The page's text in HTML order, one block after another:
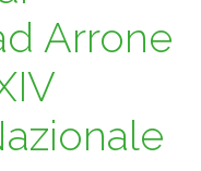
Arrone